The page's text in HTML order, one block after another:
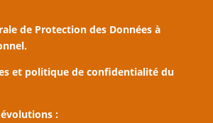
de Protection des Données à
et politique de confidentialité du
: